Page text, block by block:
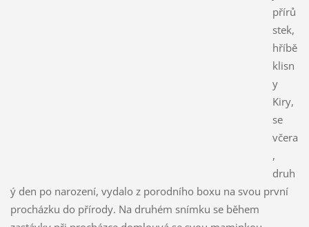
přírů
stek,
hříbě
klisn
y
Kiry,
se
včera
,
druh
ý den po narození, vydalo z porodního boxu na svou první
procházku do přírody. Na druhém snímku se během